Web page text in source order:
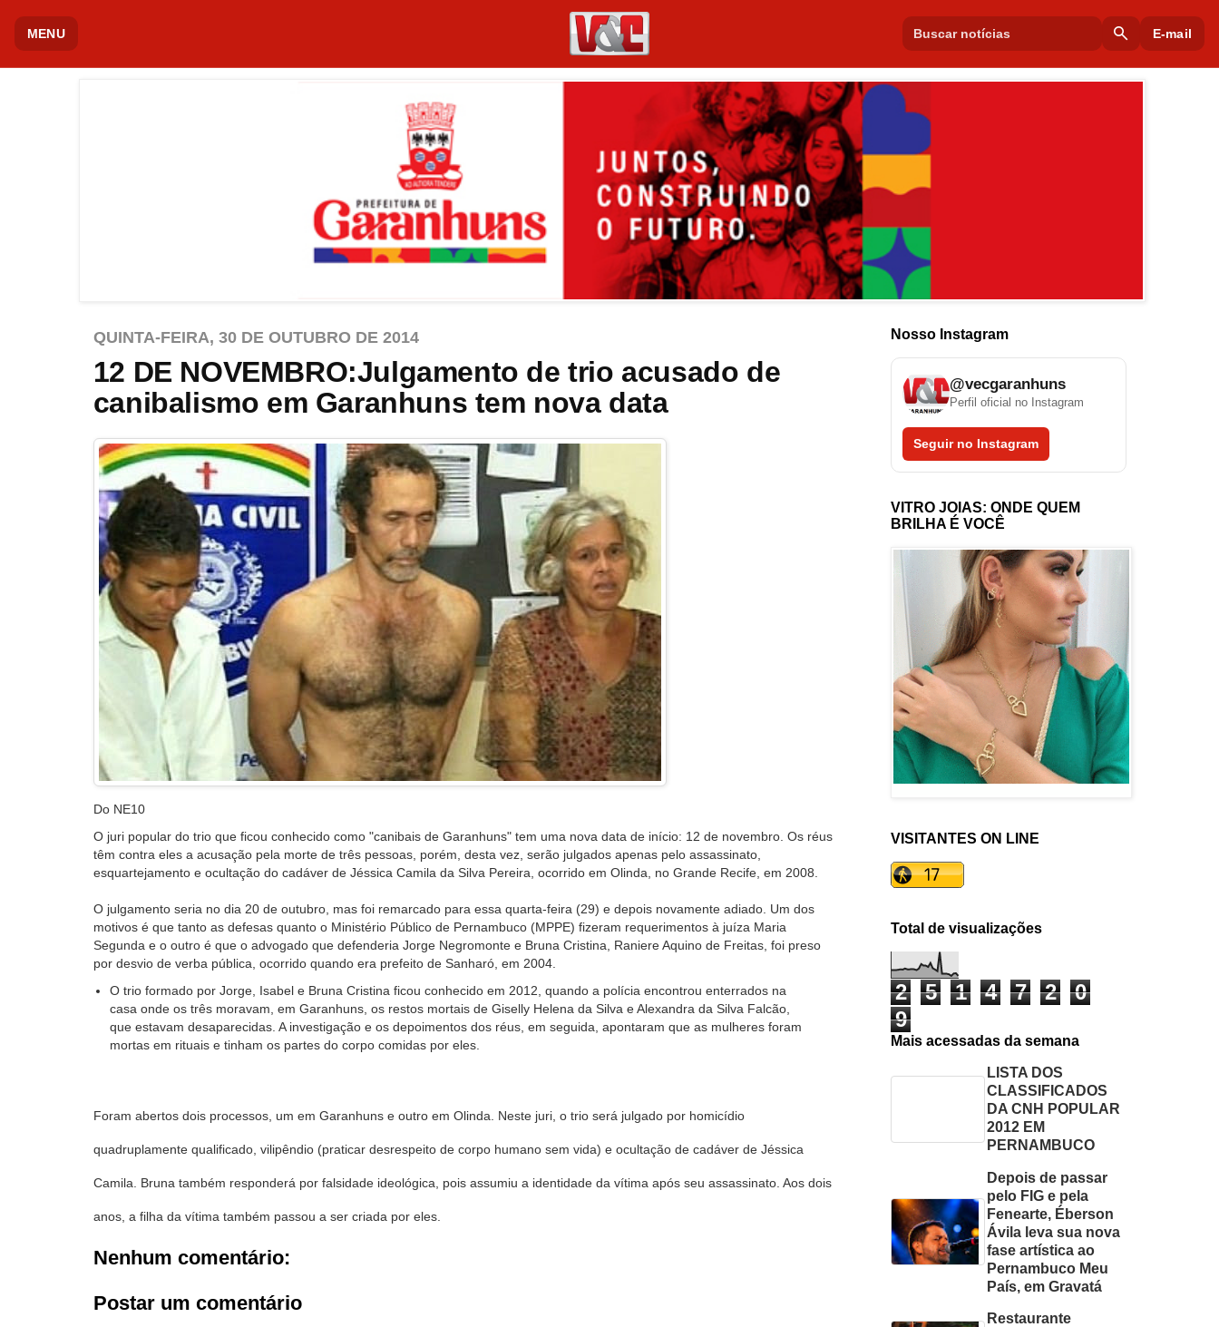
MENU search E-mail
QUINTA-FEIRA, 30 DE OUTUBRO DE 2014
12 DE NOVEMBRO:Julgamento de trio acusado de
canibalismo em Garanhuns tem nova data
Do NE10
O juri popular do trio que ficou conhecido como "canibais de Garanhuns" tem uma nova data de início: 12 de novembro. Os réus
têm contra eles a acusação pela morte de três pessoas, porém, desta vez, serão julgados apenas pelo assassinato,
esquartejamento e ocultação do cadáver de Jéssica Camila da Silva Pereira, ocorrido em Olinda, no Grande Recife, em 2008.
O julgamento seria no dia 20 de outubro, mas foi remarcado para essa quarta-feira (29) e depois novamente adiado. Um dos
motivos é que tanto as defesas quanto o Ministério Público de Pernambuco (MPPE) fizeram requerimentos à juíza Maria
Segunda e o outro é que o advogado que defenderia Jorge Negromonte e Bruna Cristina, Raniere Aquino de Freitas, foi preso
por desvio de verba pública, ocorrido quando era prefeito de Sanharó, em 2004.
O trio formado por Jorge, Isabel e Bruna Cristina ficou conhecido em 2012, quando a polícia encontrou enterrados na
casa onde os três moravam, em Garanhuns, os restos mortais de Giselly Helena da Silva e Alexandra da Silva Falcão,
que estavam desaparecidas. A investigação e os depoimentos dos réus, em seguida, apontaram que as mulheres foram
mortas em rituais e tinham os partes do corpo comidas por eles.
Foram abertos dois processos, um em Garanhuns e outro em Olinda. Neste juri, o trio será julgado por homicídio
quadruplamente qualificado, vilipêndio (praticar desrespeito de corpo humano sem vida) e ocultação de cadáver de Jéssica
Camila. Bruna também responderá por falsidade ideológica, pois assumiu a identidade da vítima após seu assassinato. Aos dois
anos, a filha da vítima também passou a ser criada por eles.
Nenhum comentário:
Postar um comentário
Nosso Instagram
@vecgaranhuns
Perfil oficial no Instagram
Seguir no Instagram
VITRO JOIAS: ONDE QUEM
BRILHA É VOCÊ
VISITANTES ON LINE
Total de visualizações
2 5 1 4 7 2
0
9
Mais acessadas da semana
LISTA DOS
CLASSIFICADOS
DA CNH POPULAR
2012 EM
PERNAMBUCO
Depois de passar
pelo FIG e pela
Fenearte, Éberson
Ávila leva sua nova
fase artística ao
Pernambuco Meu
País, em Gravatá
Restaurante